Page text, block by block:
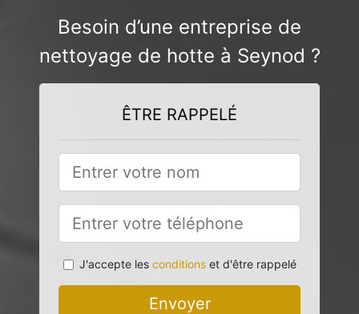
Besoin d’une entreprise de
nettoyage de hotte à Seynod ?
ÊTRE RAPPELÉ
J'accepte les conditionset d'être rappelé
Envoyer